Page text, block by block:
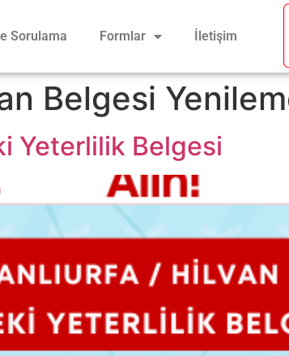
Sorulama Formlar İletişim
Belgesi
Yeterlilik Belgesi